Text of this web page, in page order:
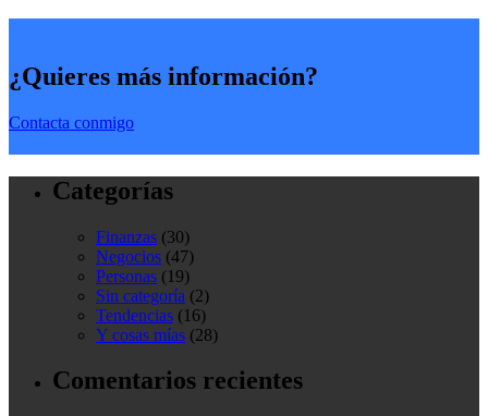
¿Quieres más información?
Contacta conmigo
Categorías
Finanzas (30)
Negocios (47)
Personas (19)
Sin categoría (2)
Tendencias (16)
Y cosas mías (28)
Comentarios recientes